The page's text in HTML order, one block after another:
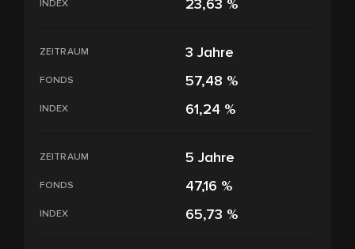
INDEX 23,63 %
ZEITRAUM 3 Jahre
FONDS 57,48 %
INDEX 61,24 %
ZEITRAUM 5 Jahre
FONDS 47,16 %
INDEX 65,73 %